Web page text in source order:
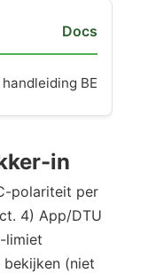
Docs
handleiding BE
in
polariteit per
4) App/DTU
limiet
(niet